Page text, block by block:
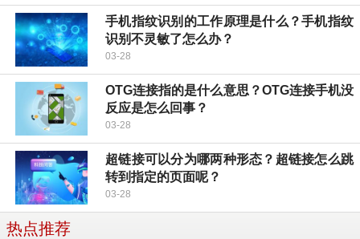
手机指纹识别的工作原理是什么？手机指纹
识别不灵敏了怎么办？
03-28
OTG连接指的是什么意思？OTG连接手机没
反应是怎么回事？
03-28
超链接可以分为哪两种形态？超链接怎么跳
转到指定的页面呢？
03-28
热点推荐